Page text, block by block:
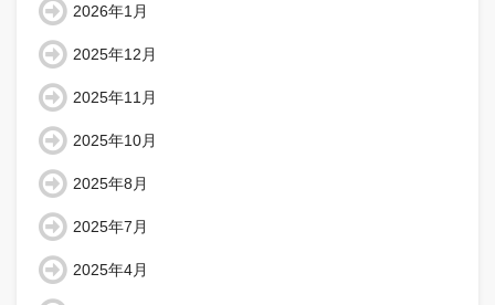
2026年1月
2025年12月
2025年11月
2025年10月
2025年8月
2025年7月
2025年4月